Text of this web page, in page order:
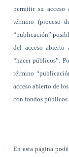
permitir su
término (proceso
“publicación”
del acceso abierto
“hacer públicos”.
término
acceso abierto de
con fondos públicos.
En esta página